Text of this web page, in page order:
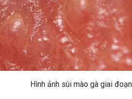
mào gà giai đoạn